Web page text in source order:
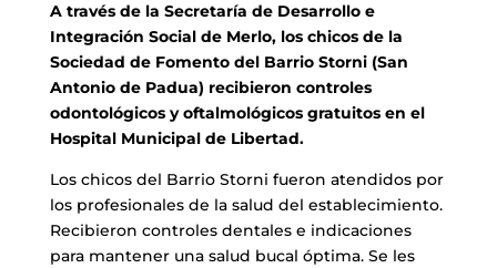
A través de la Secretaría de Desarrollo e
Integración Social de Merlo, los chicos de la
Sociedad de Fomento del Barrio Storni (San
Antonio de Padua) recibieron controles
odontológicos y oftalmológicos gratuitos en el
Hospital Municipal de Libertad.
Los chicos del Barrio Storni fueron atendidos por
los profesionales de la salud del establecimiento.
Recibieron controles dentales e indicaciones
para mantener una salud bucal óptima. Se les